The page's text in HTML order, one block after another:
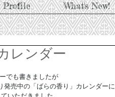
Profile What's New!
レンダー
でも書きましたが
売中の「ばらの香り」カレンダーに